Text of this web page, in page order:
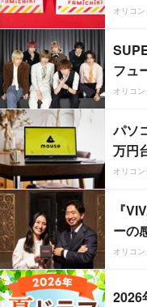
オリコ
フュ
オリコ
パソ
万円
オリコ
『
ーの
オリコ
2026